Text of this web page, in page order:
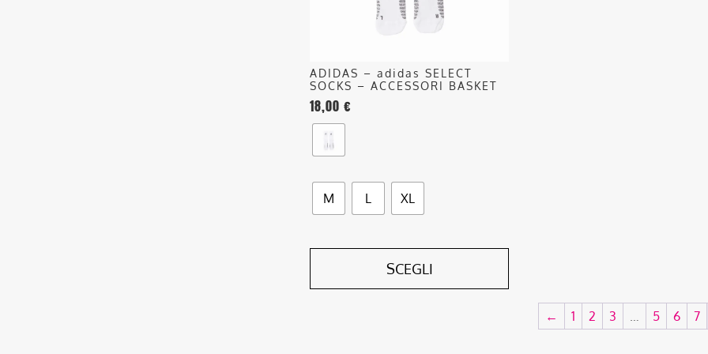
ADIDAS – adidas SELECT
SOCKS – ACCESSORI BASKET
18,00€
M L XL
SCEGLI
pagina
del
prodotto
← 1 2 3 … 5 6 7